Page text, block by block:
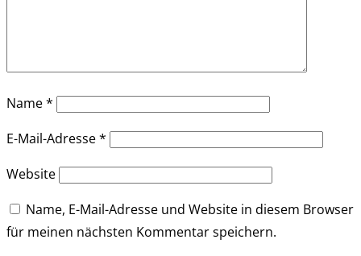
Name*
E-Mail-Adresse*
Website
Name, E-Mail-Adresse und Website in diesem Browser
für meinen nächsten Kommentar speichern.